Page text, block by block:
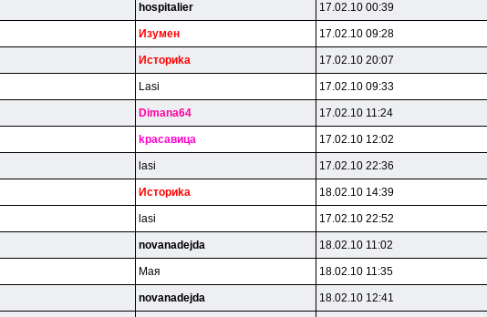
hospitalier 17.02.10 00:39
Изyмeн 17.02.10 09:28
Иcтopиka 17.02.10 20:07
Lasi 17.02.10 09:33
Dimana64 17.02.10 11:24
kpacaвицa 17.02.10 12:02
lasi 17.02.10 22:36
Иcтopиka 18.02.10 14:39
lasi 17.02.10 22:52
novanadejda 18.02.10 11:02
Maя 18.02.10 11:35
novanadejda 18.02.10 12:41